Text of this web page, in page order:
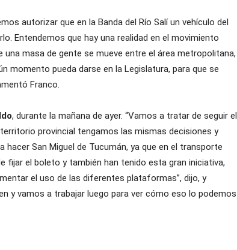
autorizar que en la Banda del Río Salí un vehículo del
Entendemos que hay una realidad en el movimiento
masa de gente se mueve entre el área metropolitana,
momento pueda darse en la Legislatura, para que se
Franco.
, durante la mañana de ayer. “Vamos a tratar de seguir el
provincial tengamos las mismas decisiones y
San Miguel de Tucumán, ya que en el transporte
fijar el boleto y también han tenido esta gran iniciativa,
el uso de las diferentes plataformas”, dijo, y
y vamos a trabajar luego para ver cómo eso lo podemos